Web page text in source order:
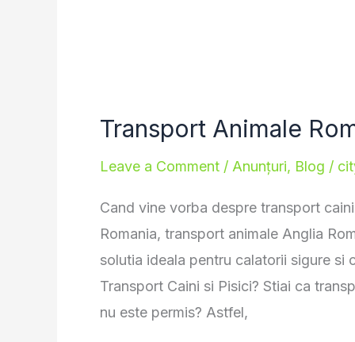
Transport Animale
Leave a Comment / Anunțuri, Blog /
Cand vine vorba despre transport
Romania, transport animale Anglia
solutia ideala pentru calatorii sigure
Transport Caini si Pisici? Stiai ca
nu este permis? Astfel,